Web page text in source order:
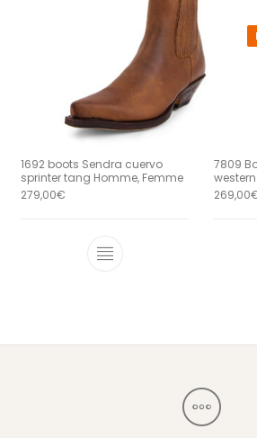
1692 boots Sendra cuervo
sprinter tang Homme, Femme
279,00€
Ce produit a
7809
269,00